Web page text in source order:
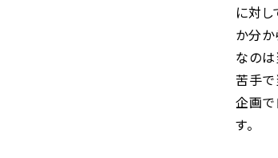
に対
か分か
なのは
苦手で
企画
す。